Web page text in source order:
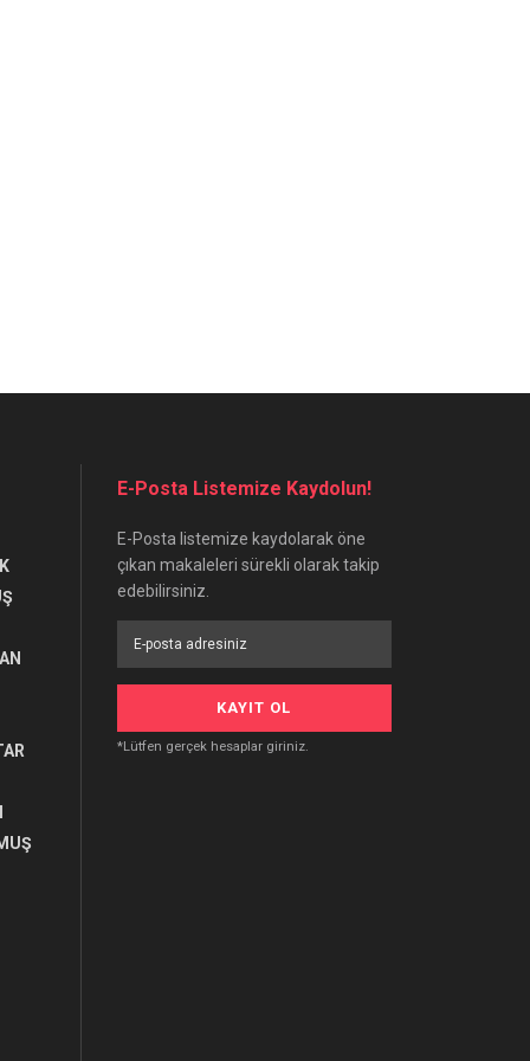
E-Posta Listemize Kaydolun!
E-Posta listemize kaydolarak öne
çıkan makaleleri sürekli olarak takip
edebilirsiniz.
*Lütfen gerçek hesaplar giriniz.